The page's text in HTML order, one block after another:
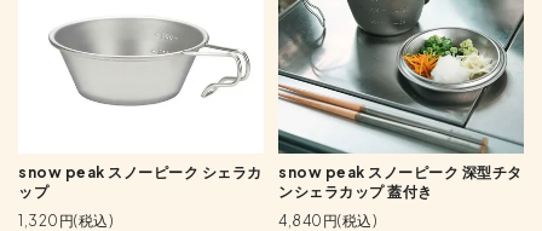
snow peak スノーピーク シェラカ
ップ
1,320円(税込)
snow peak スノーピーク 深型チタ
ンシェラカップ 蓋付き
4,840円(税込)